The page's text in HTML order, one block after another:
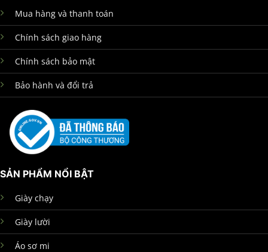
Mua hàng và thanh toán
Chính sách giao hàng
Chính sách bảo mật
Bảo hành và đổi trả
SẢN PHẨM NỔI BẬT
Giày chạy
Giày lười
Áo sơ mi